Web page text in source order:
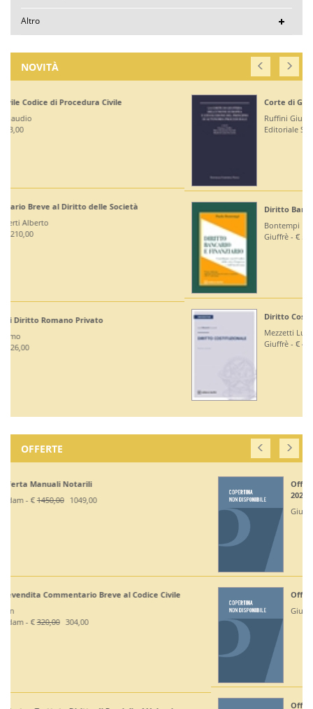
Altro
NOVITÀ
Corte di Giustizia dell'Unione Europea
Diritto Bancario e Finanziario
Diritto Costituzionale
Off. Codici Civile, Penale, Proc Civile, Proc Penale
2026 - Esame Avv
Giuffrè - €
Off Codici Civile e Penale 2026 - Esame Avvocato
Off. Codici Civile e Proc Civile 2026 - Esame Avvocato